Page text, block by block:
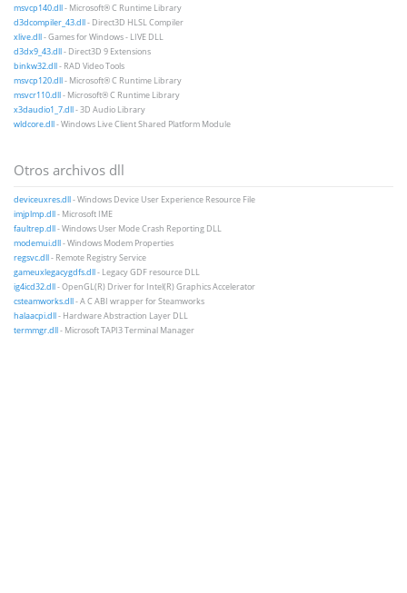
msvcp140.dll- Microsoft® C Runtime Library
d3dcompiler_43.dll- Direct3D HLSL Compiler
xlive.dll- Games for Windows - LIVE DLL
d3dx9_43.dll- Direct3D 9 Extensions
binkw32.dll- RAD Video Tools
msvcp120.dll- Microsoft® C Runtime Library
msvcr110.dll- Microsoft® C Runtime Library
x3daudio1_7.dll- 3D Audio Library
wldcore.dll- Windows Live Client Shared Platform Module
Otros archivos dll
deviceuxres.dll- Windows Device User Experience Resource File
imjplmp.dll- Microsoft IME
faultrep.dll- Windows User Mode Crash Reporting DLL
modemui.dll- Windows Modem Properties
regsvc.dll- Remote Registry Service
gameuxlegacygdfs.dll- Legacy GDF resource DLL
ig4icd32.dll- OpenGL(R) Driver for Intel(R) Graphics Accelerator
csteamworks.dll- A C ABI wrapper for Steamworks
halaacpi.dll- Hardware Abstraction Layer DLL
termmgr.dll- Microsoft TAPI3 Terminal Manager